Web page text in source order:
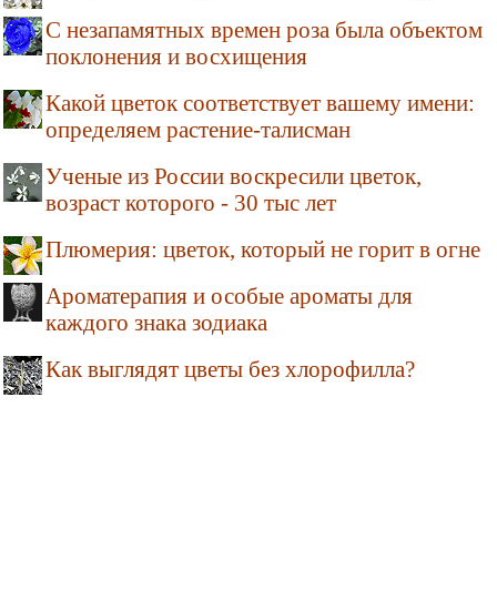
С незапамятных времен роза была объектом
поклонения и восхищения
Какой цветок соответствует вашему имени:
определяем растение-талисман
Ученые из России воскресили цветок,
возраст которого - 30 тыс лет
Плюмерия: цветок, который не горит в огне
Ароматерапия и особые ароматы для
каждого знака зодиака
Как выглядят цветы без хлорофилла?